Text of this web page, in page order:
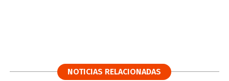
NOTICIAS RELACIONADAS